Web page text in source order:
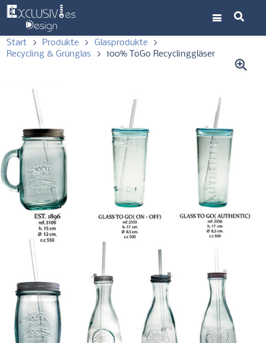
Start > Produkte > Glasprodukte
>
Recycling & Grünglas
> 100% ToGo Recyclinggläser